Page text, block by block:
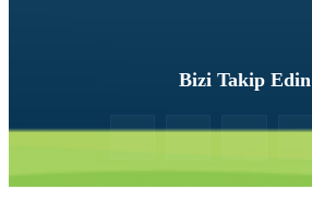
Bizi Takip Edin